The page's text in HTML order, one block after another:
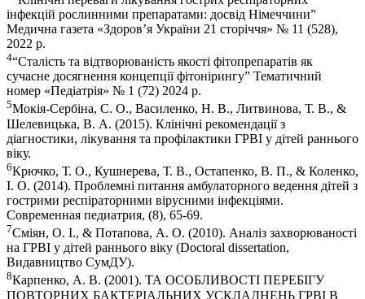
інфекцій рослинними препаратами: досвід Німеччини”
Медична газета «Здоров’я України 21 сторіччя» № 11 (528),
2022 р.
4“Сталість та відтворюваність якості фітопрепаратів як
сучасне досягнення концепції фітонірингу” Тематичний
номер «Педіатрія» № 1 (72) 2024 р.
5Мокія-Сербіна, С. О., Василенко, Н. В., Литвинова, Т. В., &
Шелевицька, В. А. (2015). Клінічні рекомендації з
діагностики, лікування та профілактики ГРВІ у дітей раннього
віку.
6Крючко, Т. О., Кушнерева, Т. В., Остапенко, В. П., & Коленко,
І. О. (2014). Проблемні питання амбулаторного ведення дітей з
гострими респіраторними вірусними інфекціями.
Современная педиатрия, (8), 65-69.
7Сміян, О. І., & Потапова, А. О. (2010). Аналіз захворюваності
на ГРВІ у дітей раннього віку (Doctoral dissertation,
Видавництво СумДУ).
8Карпенко, А. В. (2001). ТА ОСОБЛИВОСТІ ПЕРЕБІГУ
ПОВТОРНИХ БАКТЕРІАЛЬНИХ УСКЛАДНЕНЬ ГРВІ В